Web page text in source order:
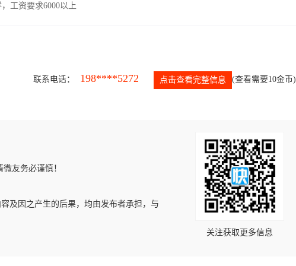
工资要求6000以上
联系电话： 198****5272 点击查看完整信息 (查看需要10金币)
友务必谨慎！
及因之产生的后果，均由发布者承担，与
关注获取更多信息